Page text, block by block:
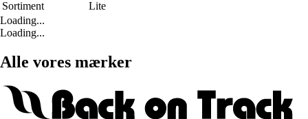
Sortiment
Lite
Loading...
Loading...
Alle vores mærker